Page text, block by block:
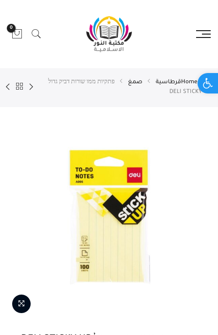
Open toolbar
0
Homeقرطاسية صمغ
פתקיות ממו שורות דביק גדול
DELI STICKY UP